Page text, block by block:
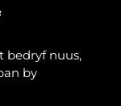
bedryf nuus,
by